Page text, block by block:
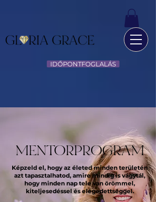
IDŐPONTFOGLALÁS
MENTORPROGRAM
Képzeld el, hogy az életed minden területén
azt tapasztalhatod, amire mindig is vágytál,
hogy minden nap tele van örömmel,
kiteljesedéssel és elégedettséggel.